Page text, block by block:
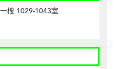
樓 1029-1043室